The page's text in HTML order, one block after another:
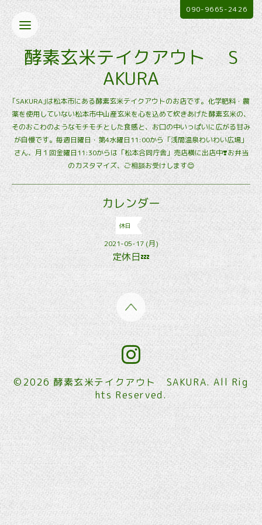
酵素玄米テイクアウト S
AKURA
｢SAKURA｣は松本市にある酵素玄米テイクアウトのお店です。化学肥料・農
薬を使用していない松本市中山産玄米を心を込めて炊きあげた酵素玄米の、
そのおこわのようなモチモチとした食感と、お口の中いっぱいに広がる甘み
が自慢です。毎週日曜日・第4水曜日11:00から「浅間温泉わいわい広場」
さん、月１回金曜日11:30からは「松本合同庁舎」売店横に出店中❣️お弁当
のカスタマイズ、ご相談お受けします😊
090-9665-2426
カレンダー
休日
2021-05-17 (月)
定休日💤
©2026 酵素玄米テイクアウト SAKURA. All Rig
hts Reserved.